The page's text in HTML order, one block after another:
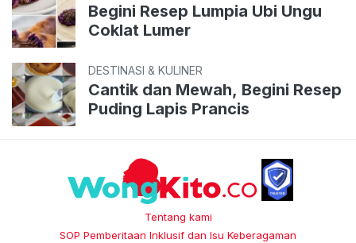
Begini Resep Lumpia Ubi Ungu
Coklat Lumer
DESTINASI & KULINER
Cantik dan Mewah, Begini Resep
Puding Lapis Prancis
Tentang kami
SOP Pemberitaan Inklusif dan Isu Keberagaman